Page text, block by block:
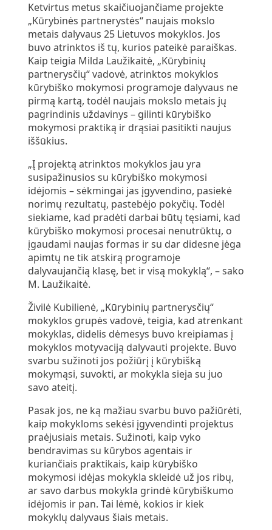
Ketvirtus metus skaičiuojančiame projekte
„Kūrybinės partnerystės“ naujais mokslo
metais dalyvaus 25 Lietuvos mokyklos. Jos
buvo atrinktos iš tų, kurios pateikė paraiškas.
Kaip teigia Milda Laužikaitė, „Kūrybinių
partnerysčių“ vadovė, atrinktos mokyklos
kūrybiško mokymosi programoje dalyvaus ne
pirmą kartą, todėl naujais mokslo metais jų
pagrindinis uždavinys – gilinti kūrybiško
mokymosi praktiką ir drąsiai pasitikti naujus
iššūkius.
„Į projektą atrinktos mokyklos jau yra
susipažinusios su kūrybiško mokymosi
idėjomis – sėkmingai jas įgyvendino, pasiekė
norimų rezultatų, pastebėjo pokyčių. Todėl
siekiame, kad pradėti darbai būtų tęsiami, kad
kūrybiško mokymosi procesai nenutrūktų, o
įgaudami naujas formas ir su dar didesne jėga
apimtų ne tik atskirą programoje
dalyvaujančią klasę, bet ir visą mokyklą“, – sako
M. Laužikaitė.
Živilė Kubilienė, „Kūrybinių partnerysčių“
mokyklos grupės vadovė, teigia, kad atrenkant
mokyklas, didelis dėmesys buvo kreipiamas į
mokyklos motyvaciją dalyvauti projekte. Buvo
svarbu sužinoti jos požiūrį į kūrybišką
mokymąsi, suvokti, ar mokykla sieja su juo
savo ateitį.
Pasak jos, ne ką mažiau svarbu buvo pažiūrėti,
kaip mokykloms sekėsi įgyvendinti projektus
praėjusiais metais. Sužinoti, kaip vyko
bendravimas su kūrybos agentais ir
kuriančiais praktikais, kaip kūrybiško
mokymosi idėjas mokykla skleidė už jos ribų,
ar savo darbus mokykla grindė kūrybiškumo
idėjomis ir pan. Tai lėmė, kokios ir kiek
mokyklų dalyvaus šiais metais.